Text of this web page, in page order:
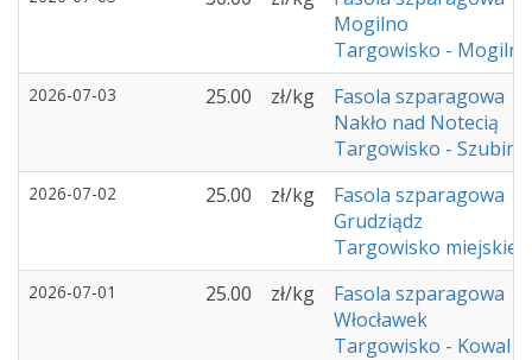
Mogilno
Targowisko - Mogilno
2026-07-03 25.00 zł/kg
Fasola szparagowa
Nakło nad Notecią
Targowisko - Szubin
2026-07-02 25.00 zł/kg
Fasola szparagowa
Grudziądz
Targowisko miejskie
2026-07-01 25.00 zł/kg
Fasola szparagowa
Włocławek
Targowisko - Kowal